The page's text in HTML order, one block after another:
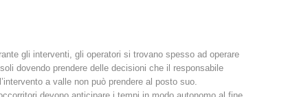
del soccorso
Comitato Direttivo
loco
- START ITAT 4112 - RESYST
gli interventi, gli operatori si trovano spesso ad operare
dovendo prendere delle decisioni che il responsabile
a valle non può prendere al posto suo.